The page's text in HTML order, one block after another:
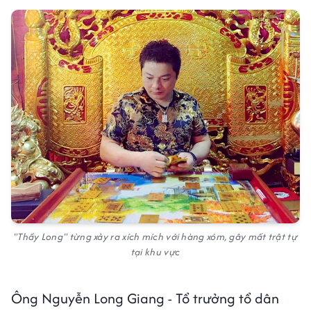
"Thầy Long" từng xảy ra xích mích với hàng xóm, gây mất trật tự
tại khu vực
Ông Nguyễn Long Giang - Tổ trưởng tổ dân